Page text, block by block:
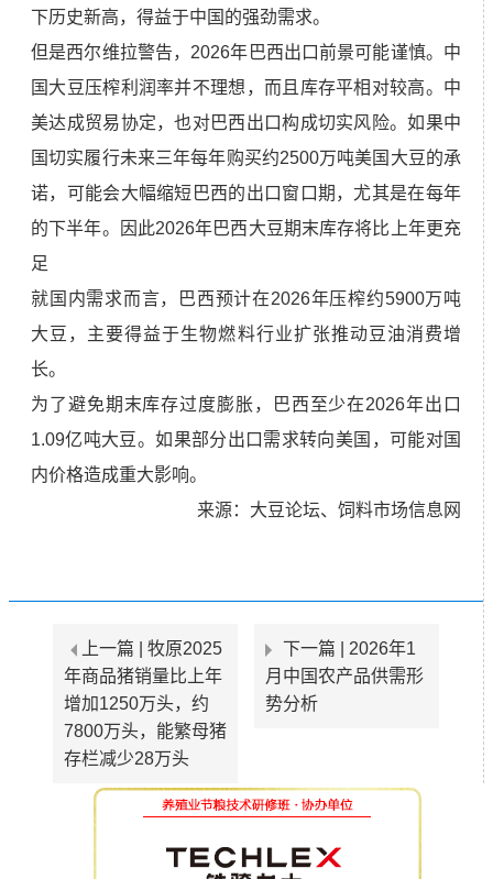
下历史新高，得益于中国的强劲需求。
但是西尔维拉警告，2026年巴西出口前景可能谨慎。中
国大豆压榨利润率并不理想，而且库存平相对较高。中
美达成贸易协定，也对巴西出口构成切实风险。如果中
国切实履行未来三年每年购买约2500万吨美国大豆的承
诺，可能会大幅缩短巴西的出口窗口期，尤其是在每年
的下半年。因此2026年巴西大豆期末库存将比上年更充
足
就国内需求而言，巴西预计在2026年压榨约5900万吨
大豆，主要得益于生物燃料行业扩张推动豆油消费增
长。
为了避免期末库存过度膨胀，巴西至少在2026年出口
1.09亿吨大豆。如果部分出口需求转向美国，可能对国
内价格造成重大影响。
来源：大豆论坛、饲料市场信息网
上一篇 | 牧原2025
年商品猪销量比上年
增加1250万头，约
7800万头，能繁母猪
存栏减少28万头
下一篇 | 2026年1
月中国农产品供需形
势分析